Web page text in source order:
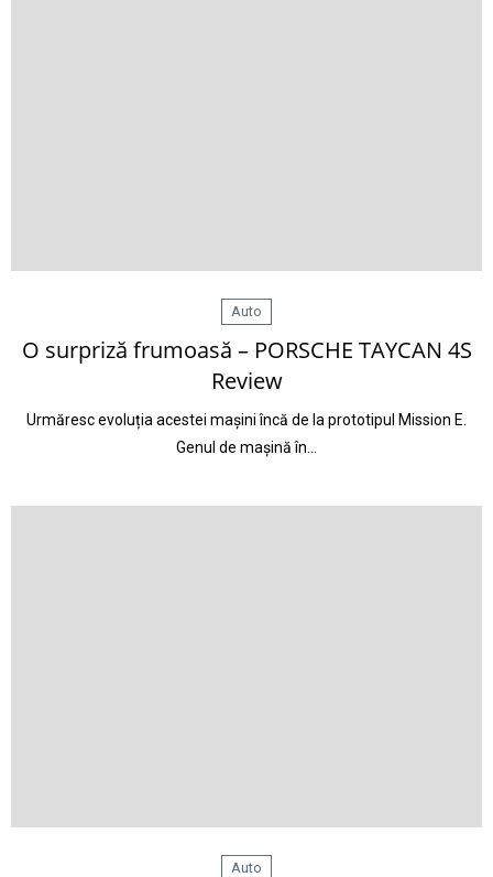
Auto
O surpriză frumoasă – PORSCHE TAYCAN 4S
Review
Urmăresc evoluția acestei mașini încă de la prototipul Mission E.
Genul de mașină în…
Auto